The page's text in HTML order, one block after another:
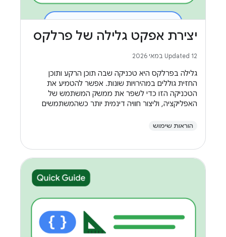
יצירת אפקט גלילה של פרלקס
Updated 12 במאי 2026
גלילה בפרלקס היא טכניקה שבה תוכן הרקע ותוכן
החזית גוללים במהירויות שונות. אפשר להטמיע את
הטכניקה הזו כדי לשפר את ממשק המשתמש של
האפליקציה, וליצור חוויה דינמית יותר כשהמשתמשים
הוראות שימוש